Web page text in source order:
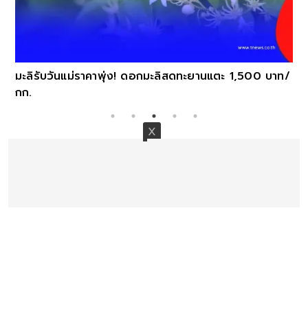
มะลิรับวันแม่ราคาพุ่ง! ดอกมะลิสดทะยานแตะ 1,500 บาท/
กก.